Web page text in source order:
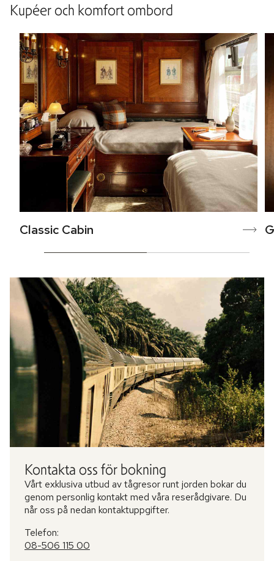
Kupéer och komfort ombord
Classic Cabin
Kontakta oss för bokning
Vårt exklusiva utbud av tågresor runt jorden bokar du
genom personlig kontakt med våra reserådgivare. Du
når oss på nedan kontaktuppgifter.
Telefon:
08-506 115 00